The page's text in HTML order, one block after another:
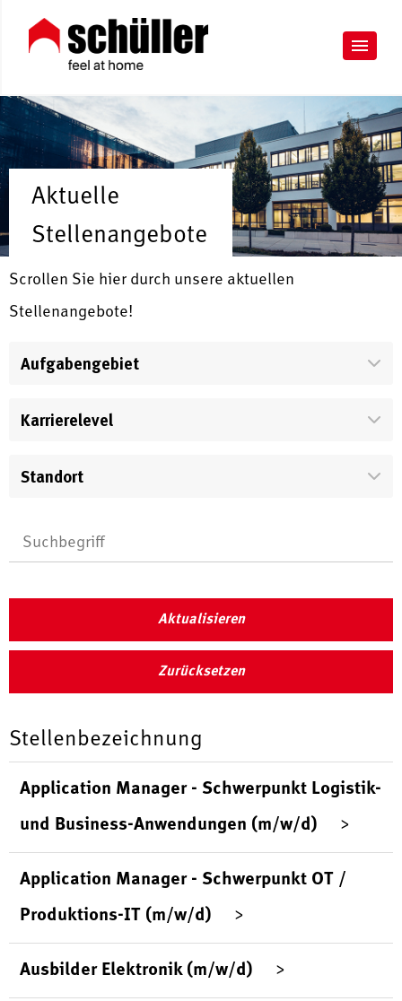
Aktuelle
Stellenangebote
Scrollen Sie hier durch unsere aktuellen
Stellenangebote!
Aufgabengebiet
Karrierelevel
Standort
Aktualisieren
Zurücksetzen
Stellenbezeichnung
Application Manager - Schwerpunkt Logistik-
und Business-Anwendungen (m/w/d)
Application Manager - Schwerpunkt OT /
Produktions-IT (m/w/d)
Ausbilder Elektronik (m/w/d)